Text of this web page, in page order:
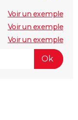
Voir un exemple
Voir un exemple
Voir un exemple